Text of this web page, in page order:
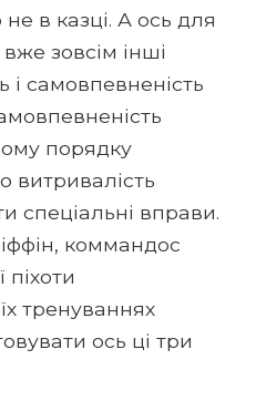
в казці. А ось для
зовсім інші
і самовпевненість
порядку
витривалість
спеціальні вправи.
коммандос
піхоти
тренуваннях
ось ці три